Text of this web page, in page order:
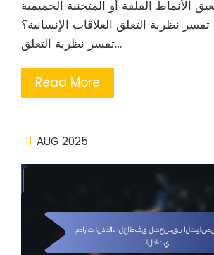
الأنماط القلقة أو المتجنبة الحميمية
نظرية التعلق العلاقات الإنسانية؟
تفسر نظرية التعلق…
Read More
11 AUG 2025